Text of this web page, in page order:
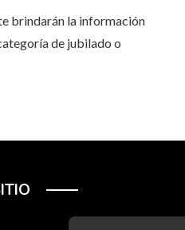
brindarán la información
de jubilado o